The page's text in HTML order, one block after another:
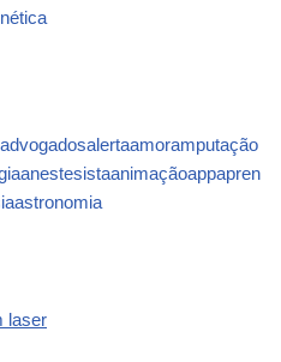
advogadosalertaamoramputação
anestesistaanimaçãoappapren
astronomia
laser